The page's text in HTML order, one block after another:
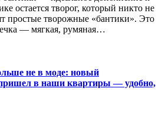
остается творог, который никто не
простые творожные «бантики». Это
— мягкая, румяная…
не в моде: новый
пришел в наши квартиры — удобно,